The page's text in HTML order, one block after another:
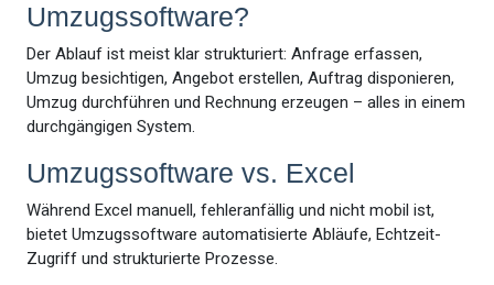
Umzugssoftware?
Der Ablauf ist meist klar strukturiert: Anfrage erfassen,
Umzug besichtigen, Angebot erstellen, Auftrag disponieren,
Umzug durchführen und Rechnung erzeugen – alles in einem
durchgängigen System.
Umzugssoftware vs. Excel
Während Excel manuell, fehleranfällig und nicht mobil ist,
bietet Umzugssoftware automatisierte Abläufe, Echtzeit-
Zugriff und strukturierte Prozesse.